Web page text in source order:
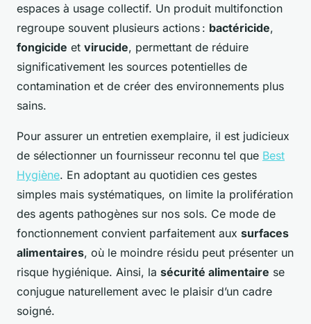
espaces à usage collectif. Un produit multifonction
regroupe souvent plusieurs actions : bactéricide,
fongicide et virucide, permettant de réduire
significativement les sources potentielles de
contamination et de créer des environnements plus
sains.
Pour assurer un entretien exemplaire, il est judicieux
de sélectionner un fournisseur reconnu tel que Best
Hygiène. En adoptant au quotidien ces gestes
simples mais systématiques, on limite la prolifération
des agents pathogènes sur nos sols. Ce mode de
fonctionnement convient parfaitement aux surfaces
alimentaires, où le moindre résidu peut présenter un
risque hygiénique. Ainsi, la sécurité alimentaire se
conjugue naturellement avec le plaisir d’un cadre
soigné.